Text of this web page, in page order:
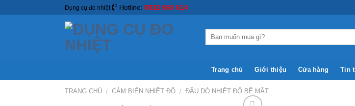
Dụng cụ đo nhiệt Hotline: 0932 665 614
Trang chủ Giới thiệu Cửa hàng Tin
TRANG CHỦ / CẢM BIẾN NHIỆT ĐỘ / ĐẦU DÒ NHIỆT ĐỘ BỀ MẶT